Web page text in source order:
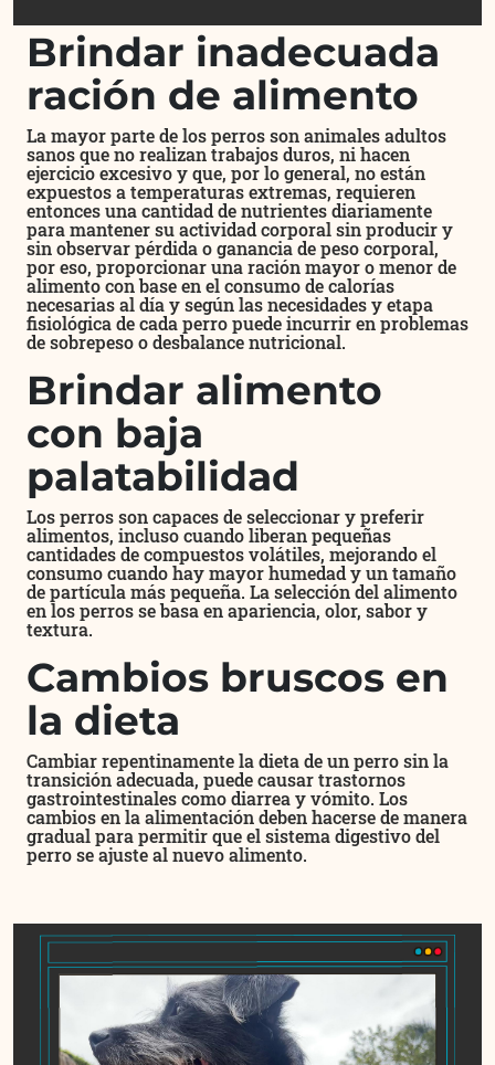
Brindar inadecuada
ración de alimento
La mayor parte de los perros son animales adultos
sanos que no realizan trabajos duros, ni hacen
ejercicio excesivo y que, por lo general, no están
expuestos a temperaturas extremas, requieren
entonces una cantidad de nutrientes diariamente
para mantener su actividad corporal sin producir y
sin observar pérdida o ganancia de peso corporal,
por eso, proporcionar una ración mayor o menor de
alimento con base en el consumo de calorías
necesarias al día y según las necesidades y etapa
fisiológica de cada perro puede incurrir en problemas
de sobrepeso o desbalance nutricional.
Brindar alimento
con baja
palatabilidad
Los perros son capaces de seleccionar y preferir
alimentos, incluso cuando liberan pequeñas
cantidades de compuestos volátiles, mejorando el
consumo cuando hay mayor humedad y un tamaño
de partícula más pequeña. La selección del alimento
en los perros se basa en apariencia, olor, sabor y
textura.
Cambios bruscos en
la dieta
Cambiar repentinamente la dieta de un perro sin la
transición adecuada, puede causar trastornos
gastrointestinales como diarrea y vómito. Los
cambios en la alimentación deben hacerse de manera
gradual para permitir que el sistema digestivo del
perro se ajuste al nuevo alimento.